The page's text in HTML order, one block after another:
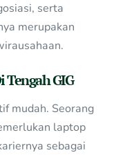
serta
merupakan
GIG
mudah. Seorang
laptop
sebagai